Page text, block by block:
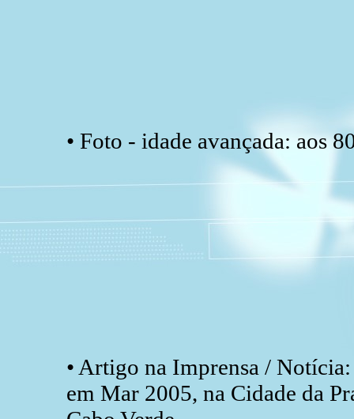
• Foto - idade avançada: aos
• Artigo na Imprensa /
em Mar 2005, na Cidade da